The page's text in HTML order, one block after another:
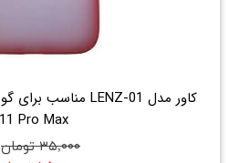
11 Pro Max
۳۵,۰۰۰ تومان